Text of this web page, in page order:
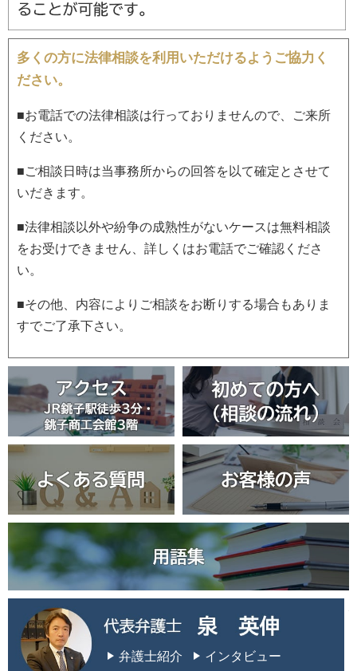
多くの方に法律相談を利用いただけるようご協力く
ださい。
■お電話での法律相談は行っておりませんので、ご来所
ください。
■ご相談日時は当事務所からの回答を以て確定とさせて
いだきます。
■法律相談以外や紛争の成熟性がないケースは無料相談
をお受けできません、詳しくはお電話でご確認くださ
い。
■その他、内容によりご相談をお断りする場合もありま
すでご了承下さい。
弁護士紹介 インタビュー